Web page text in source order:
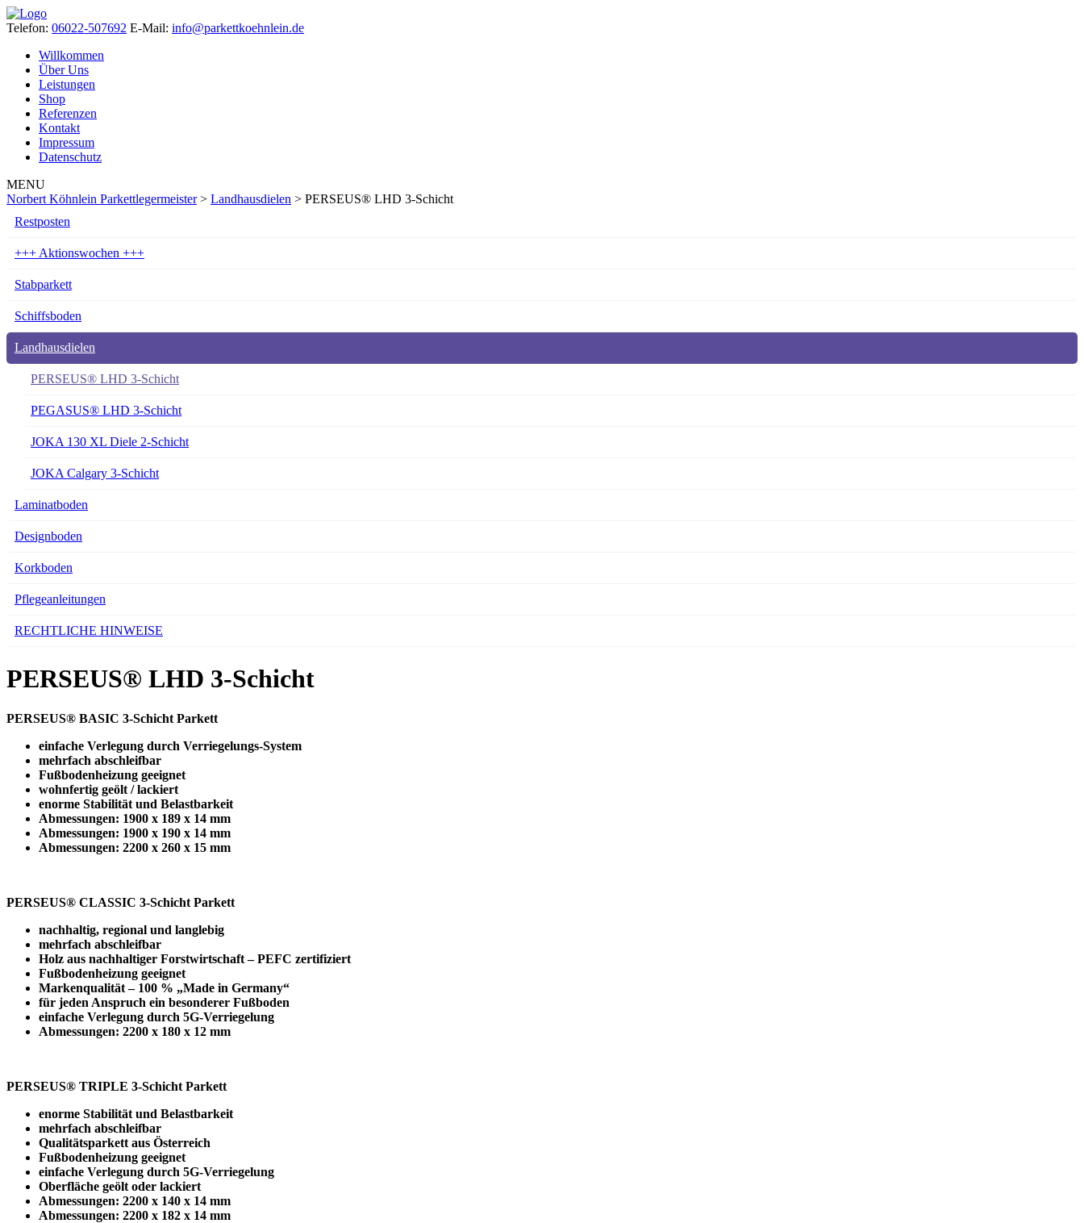
Telefon: 06022-507692 E-Mail: info@parkettkoehnlein.de
Willkommen
Über Uns
Leistungen
Shop
Referenzen
Kontakt
Impressum
Datenschutz
MENU
Norbert Köhnlein Parkettlegermeister> Landhausdielen > PERSEUS® LHD 3-Schicht
Restposten
+++ Aktionswochen +++
Stabparkett
Schiffsboden
Landhausdielen
PERSEUS® LHD 3-Schicht
PEGASUS® LHD 3-Schicht
JOKA 130 XL Diele 2-Schicht
JOKA Calgary 3-Schicht
Laminatboden
Designboden
Korkboden
Pflegeanleitungen
RECHTLICHE HINWEISE
PERSEUS® LHD 3-Schicht
PERSEUS® BASIC 3-Schicht Parkett
einfache Verlegung durch Verriegelungs-System
mehrfach abschleifbar
Fußbodenheizung geeignet
wohnfertig geölt / lackiert
enorme Stabilität und Belastbarkeit
Abmessungen: 1900 x 189 x 14 mm
Abmessungen: 1900 x 190 x 14 mm
Abmessungen: 2200 x 260 x 15 mm
PERSEUS® CLASSIC 3-Schicht Parkett
nachhaltig, regional und langlebig
mehrfach abschleifbar
Holz aus nachhaltiger Forstwirtschaft – PEFC zertifiziert
Fußbodenheizung geeignet
Markenqualität – 100 % „Made in Germany“
für jeden Anspruch ein besonderer Fußboden
einfache Verlegung durch 5G-Verriegelung
Abmessungen: 2200 x 180 x 12 mm
PERSEUS® TRIPLE 3-Schicht Parkett
enorme Stabilität und Belastbarkeit
mehrfach abschleifbar
Qualitätsparkett aus Österreich
Fußbodenheizung geeignet
einfache Verlegung durch 5G-Verriegelung
Oberfläche geölt oder lackiert
Abmessungen: 2200 x 140 x 14 mm
Abmessungen: 2200 x 182 x 14 mm